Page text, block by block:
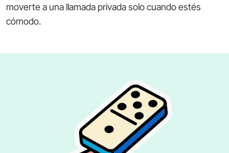
moverte a una llamada privada solo cuando estés
cómodo.